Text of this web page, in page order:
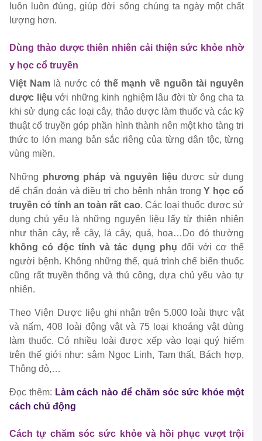
luôn luôn đúng, giúp đời sống chúng ta ngày một chất
lượng hơn.
Dùng thảo dược thiên nhiên cải thiện sức khỏe nhờ
y học cổ truyền
Việt Namlà nước có thế mạnh về nguồn tài nguyên
dược liệu với những kinh nghiệm lâu đời từ ông cha ta
khi sử dụng các loại cây, thảo dược làm thuốc và các kỹ
thuật cổ truyền góp phần hình thành nên một kho tàng tri
thức to lớn mang bản sắc riêng của từng dân tộc, từng
vùng miền.
Những phương pháp và nguyên liệu được sử dụng
để chẩn đoán và điều trị cho bệnh nhân trongY học cổ
truyền có tính an toàn rất cao. Các loại thuốc được sử
dụng chủ yếu là những nguyên liệu lấy từ thiên nhiên
như thân cây, rễ cây, lá cây, quả, hoa…Do đó thường
không có độc tính và tác dụng phụ đối với cơ thể
người bệnh. Không những thế, quá trình chế biến thuốc
cũng rất truyền thống và thủ công, dựa chủ yếu vào tự
nhiên.
Theo Viện Dược liệu ghi nhận trên 5.000 loài thực vật
và nấm, 408 loài động vật và 75 loại khoáng vật dùng
làm thuốc. Có nhiều loài được xếp vào loại quý hiếm
trên thế giới như: sâm Ngọc Linh, Tam thất, Bách hợp,
Thông đỏ,…
Đọc thêm: Làm cách nào để chăm sóc sức khỏe một
cách chủ động
Cách tự chăm sóc sức khỏe và hồi phục vượt trội